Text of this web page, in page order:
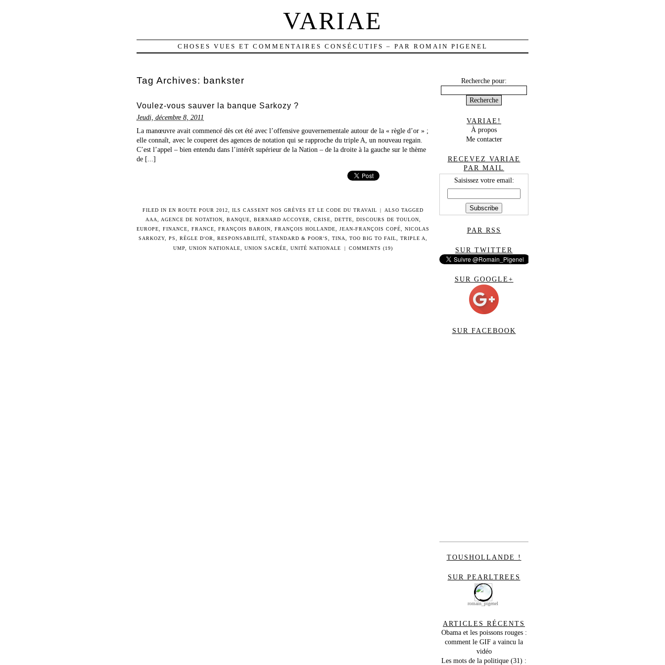
VARIAE
CHOSES VUES ET COMMENTAIRES CONSÉCUTIFS – PAR ROMAIN PIGENEL
Tag Archives: bankster
Voulez-vous sauver la banque Sarkozy ?
Jeudi, décembre 8, 2011
La manœuvre avait commencé dès cet été avec l’offensive gouvernementale autour de la « règle d’or » ;
elle connaît, avec le couperet des agences de notation qui se rapproche du triple A, un nouveau regain.
C’est l’appel – bien entendu dans l’intérêt supérieur de la Nation – de la droite à la gauche sur le thème
de [...]
FILED IN EN ROUTE POUR 2012 ILS CASSENT NOS GRÈVES ET LE CODE DU TRAVAIL |
ALSO TAGGED
AAA
AGENCE DE NOTATION BANQUE BERNARD ACCOYER CRISE DETTE DISCOURS DE TOULON
EUROPE
FINANCE FRANCE FRANÇOIS BAROIN FRANÇOIS HOLLANDE JEAN-FRANÇOIS COPÉ
NICOLAS
SARKOZY
PS RÈGLE D'OR RESPONSABILITÉ STANDARD & POOR'S TINA TOO BIG TO FAIL TRIPLE A
UMP
,UNION NATIONALE ,UNION SACRÉE ,UNITÉ NATIONALE | COMMENTS (19)
Recherche pour:
VARIAE!
À propos
Me contacter
RECEVEZ VARIAE
PAR MAIL
Saisissez votre email:
PAR RSS
SUR TWITTER
SUR GOOGLE+
SUR FACEBOOK
TOUSHOLLANDE !
SUR PEARLTREES
romain_pigenel
ARTICLES RÉCENTS
Obama et les poissons rouges :
comment le GIF a vaincu la
vidéo
Les mots de la politique (31) :